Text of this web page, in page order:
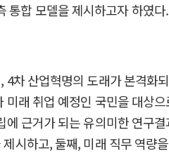
통합 모델을 제시하고자 하였다.
차 산업혁명의 도래가 본격화
래 취업 예정인 국민을 대상
근거가 되는 유의미한 연구
시하고, 둘째, 미래 직무 역